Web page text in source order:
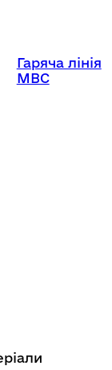
Гаряча лінія
МВС